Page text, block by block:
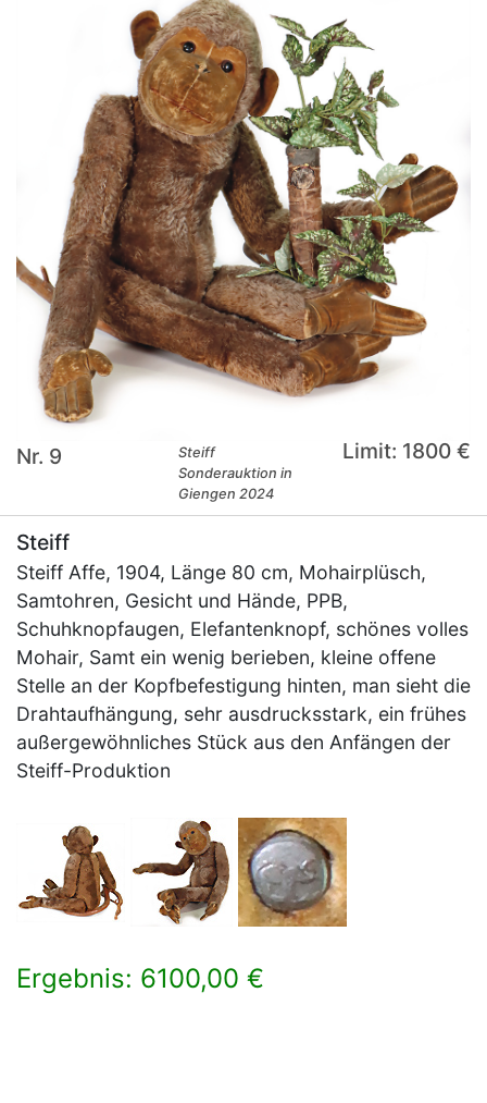
Nr. 9
Steiff
Sonderauktion in
Giengen 2024
Limit: 1800 €
Steiff
Steiff Affe, 1904, Länge 80 cm, Mohairplüsch,
Samtohren, Gesicht und Hände, PPB,
Schuhknopfaugen, Elefantenknopf, schönes volles
Mohair, Samt ein wenig berieben, kleine offene
Stelle an der Kopfbefestigung hinten, man sieht die
Drahtaufhängung, sehr ausdrucksstark, ein frühes
außergewöhnliches Stück aus den Anfängen der
Steiff-Produktion
Ergebnis: 6100,00 €